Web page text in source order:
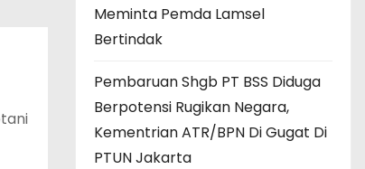
Meminta Pemda Lamsel
Bertindak
Pembaruan Shgb PT BSS Diduga
Berpotensi Rugikan Negara,
Kementrian ATR/BPN Di Gugat Di
PTUN Jakarta